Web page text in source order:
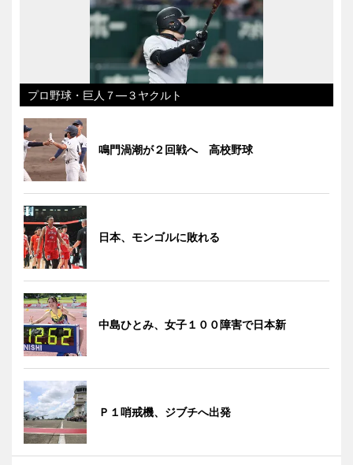
プロ野球・巨人７―３ヤクルト
鳴門渦潮が２回戦へ 高校野球
日本、モンゴルに敗れる
中島ひとみ、女子１００障害で日本新
Ｐ１哨戒機、ジブチへ出発